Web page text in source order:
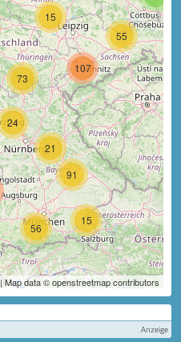
21
15
73
55
107
15
91
56
24
| Map data © openstreetmap contributors
Anzeige